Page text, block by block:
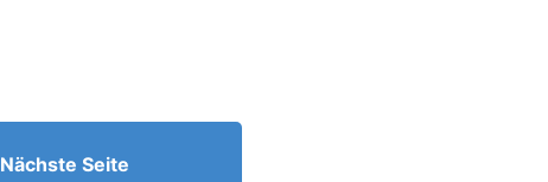
Nächste Seite